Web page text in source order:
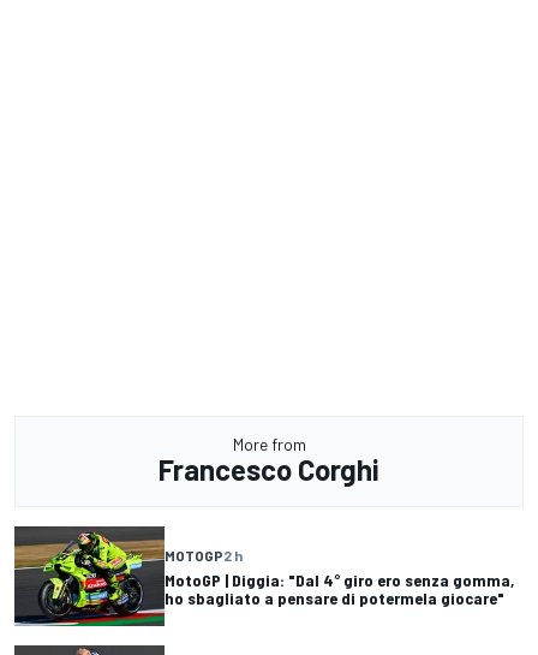
More from
Francesco Corghi
MOTOGP2 h
MotoGP | Diggia: "Dal 4° giro ero senza gomma,
ho sbagliato a pensare di potermela giocare"